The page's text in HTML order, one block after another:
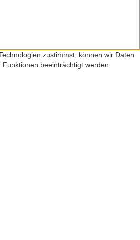
zustimmst, können wir Daten
beeinträchtigt werden.